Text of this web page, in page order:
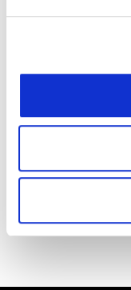
Duurzaamheid